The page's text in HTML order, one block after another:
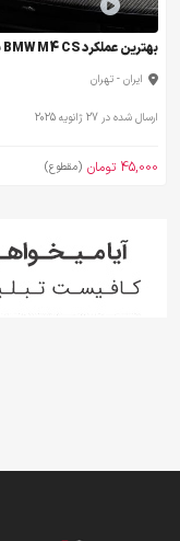
بهترین عملکرد BMW M4 CS برای فروش
ایران - تهران
ارسال شده در 27 ژانویه 2025
45,000 تومان (مقطوع)